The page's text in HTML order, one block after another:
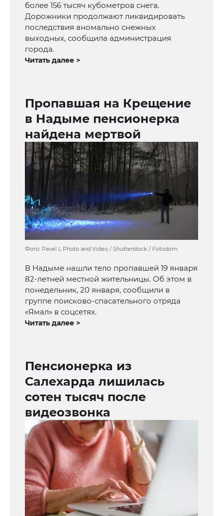
более 156 тысяч кубометров снега.
Дорожники продолжают ликвидировать
последствия аномально снежных
выходных, сообщила администрация
города.
Читать далее >
Пропавшая на Крещение
в Надыме пенсионерка
найдена мертвой
Фото: Pavel L Photo and Video / Shutterstock / Fotodom
В Надыме нашли тело пропавшей 19 января
82-летней местной жительницы. Об этом в
понедельник, 20 января, сообщили в
группе поисково-спасательного отряда
«Ямал» в соцсетях.
Читать далее >
Пенсионерка из
Салехарда лишилась
сотен тысяч после
видеозвонка